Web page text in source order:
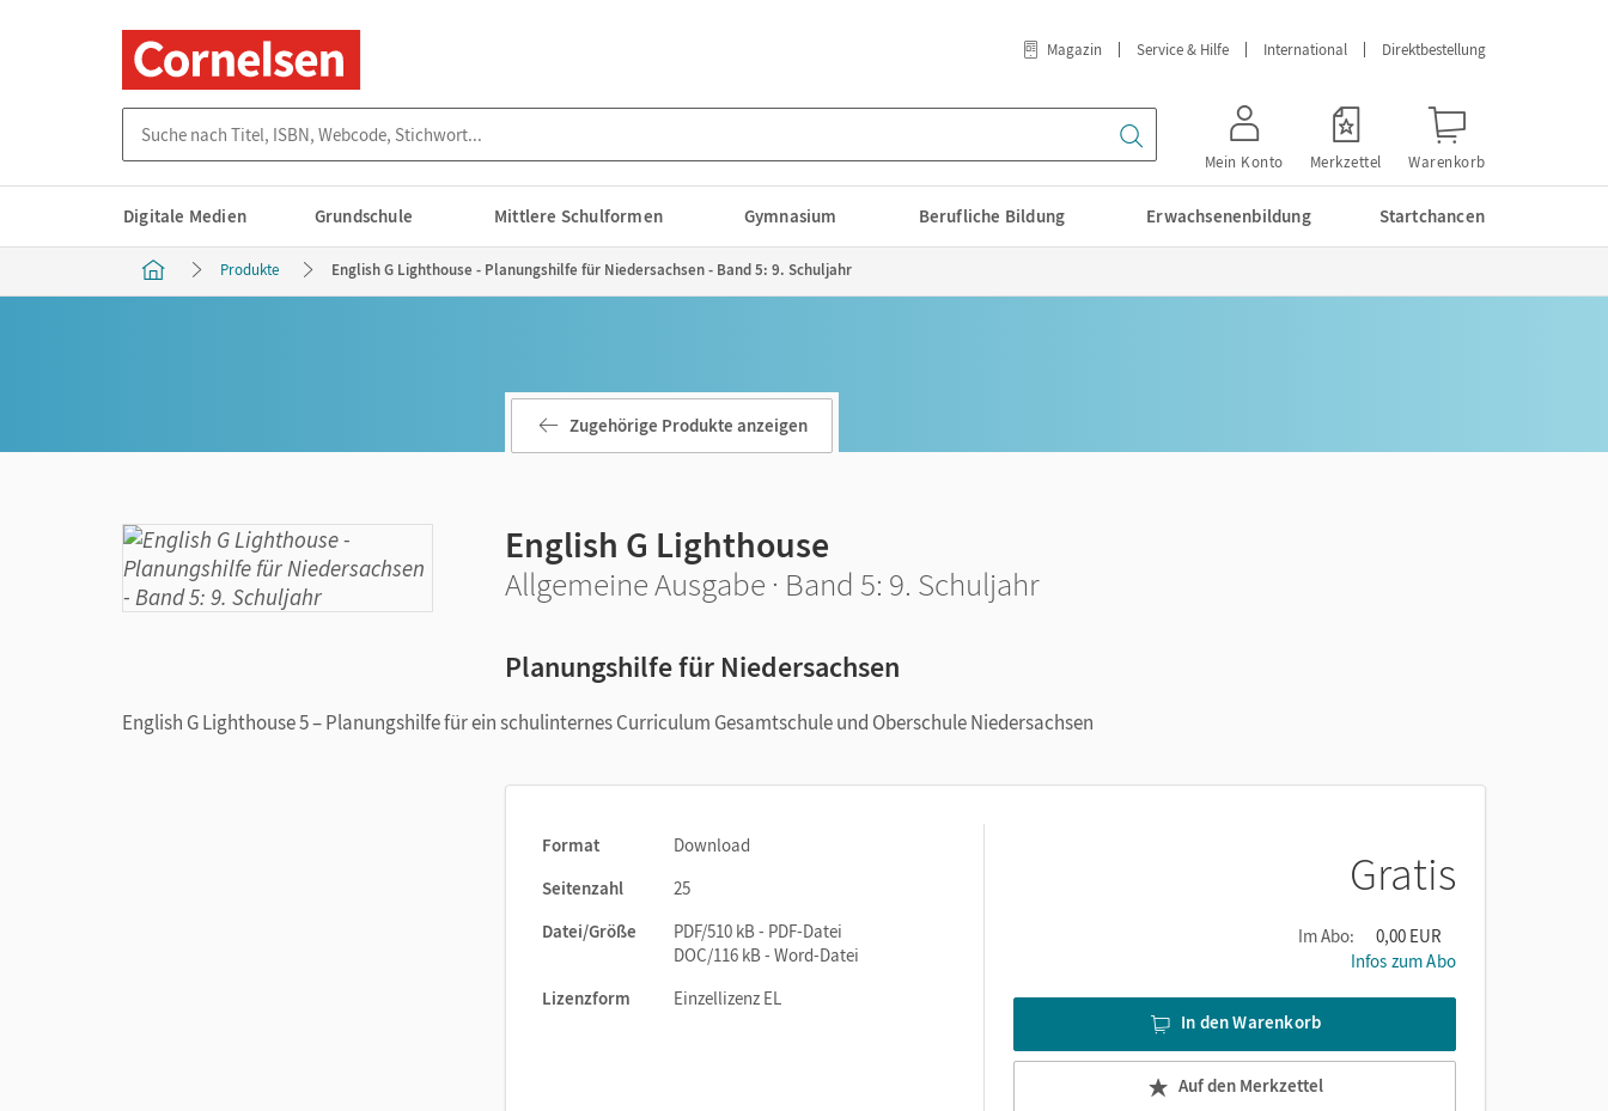
Magazin Service & Hilfe International Direktbestellung
Mein Konto Merkzettel Warenkorb
Digitale Medien Grundschule Mittlere Schulformen Gymnasium Berufliche Bildung Erwachsenenbildung Startchancen
Produkte English G Lighthouse - Planungshilfe für Niedersachsen - Band 5: 9. Schuljahr
Zugehörige Produkte anzeigen
English G Lighthouse
Allgemeine Ausgabe · Band 5: 9. Schuljahr
Planungshilfe für Niedersachsen
English G Lighthouse 5 – Planungshilfe für ein schulinternes Curriculum Gesamtschule und Oberschule Niedersachsen
Format
Download
Seitenzahl
25
Datei/Größe
PDF/510 kB - PDF-Datei
DOC/116 kB - Word-Datei
Lizenzform
Einzellizenz EL
Gratis
Im Abo:
0,00 EUR
Infos zum Abo
In den Warenkorb
Auf den Merkzettel